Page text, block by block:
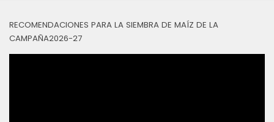
RECOMENDACIONES PARA LA SIEMBRA DE MAÍZ DE LA
CAMPAÑA2026-27